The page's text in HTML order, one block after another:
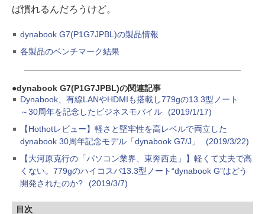
ば慣れるんだろうけど。
dynabook G7(P1G7JPBL)の製品情報
各製品のベンチマーク結果
dynabook G7(P1G7JPBL)の関連記事
Dynabook、有線LANやHDMIも搭載し779gの13.3型ノート
～30周年を記念したビジネスモバイル
(2019/1/17)
【Hothotレビュー】軽さと堅牢性を高レベルで両立した
dynabook 30周年記念モデル「dynabook G7/J」
(2019/3/22)
【大河原克行の「パソコン業界、東奔西走」】軽くて丈夫で高
くない。779gのハイコスパ13.3型ノート“dynabook G”はどう
開発されたのか?
(2019/3/7)
目次